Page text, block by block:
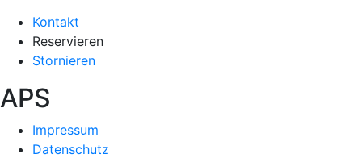
Kontakt
Reservieren
Stornieren
APS
Impressum
Datenschutz